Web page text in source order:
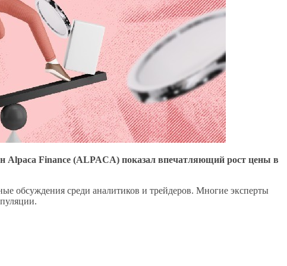
Alpaca Finance (ALPACA) показал впечатляющий рост цены в
обсуждения среди аналитиков и трейдеров. Многие эксперты